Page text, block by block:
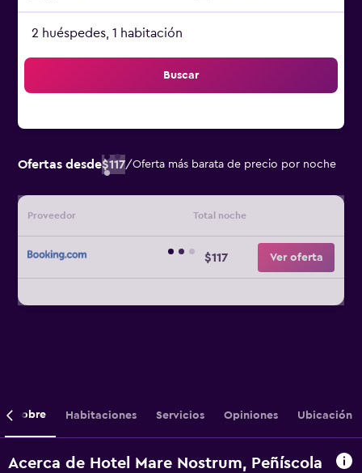
2 huéspedes, 1 habitación
Buscar
Ofertas desde$117/Oferta más barata de precio por noche
Proveedor Total noche
$117 Ver oferta
Sobre Habitaciones Servicios Opiniones Ubicación
Acerca de Hotel Mare Nostrum, Peñíscola